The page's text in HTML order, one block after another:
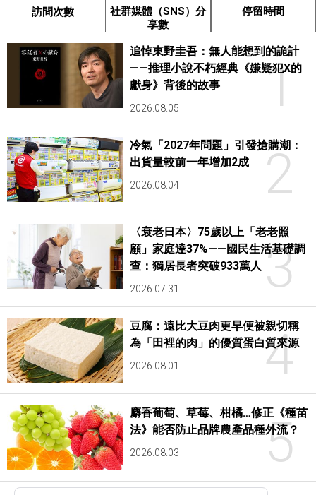
訪問次數
社群媒體（SNS）分
享數
停留時間
1
追悼東野圭吾：無人能想到的詭計
——推理小說不朽經典《嫌疑犯X的
獻身》背後的故事
2026.08.05
2
冷氣「2027年問題」引發搶購潮：
出貨量較前一年增加2成
2026.08.04
3
〈衰老日本〉75歲以上「老老照
顧」家庭達37%——國民生活基礎調
查：獨居長者突破933萬人
2026.07.31
4
豆腐：遠比大豆肉更早便被親切稱
為「田裡的肉」的優質蛋白質來源
2026.08.01
5
麝香葡萄、草莓、柑橘…修正《種苗
法》能否防止品牌農產品種外流？
2026.08.03